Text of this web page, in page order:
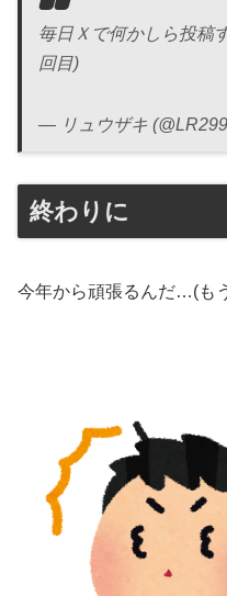
毎日Ｘで何かしら投稿
回目)
— リュウザキ
終わりに
今年から頑張るんだ…(も